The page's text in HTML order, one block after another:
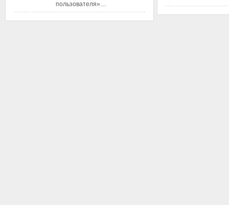
пользователя»…